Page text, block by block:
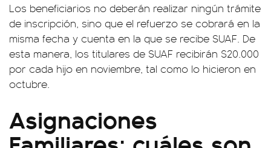
Los beneficiarios no deberán realizar ningún trámite
de inscripción, sino que el refuerzo se cobrará en la
misma fecha y cuenta en la que se recibe SUAF. De
esta manera, los titulares de SUAF recibirán $20.000
por cada hijo en noviembre, tal como lo hicieron en
octubre.
Asignaciones